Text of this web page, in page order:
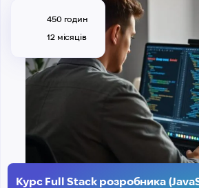
450 годин
12 місяців
Курс Full Stack розробника